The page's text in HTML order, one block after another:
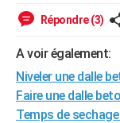
Carte de Noël
Carte Bonne année
Carte Saint-Valentin
Carte Pâques
Carte d'anniversaire
DICTIONNAIRE
Dictionnaire
Biographies
Citations
Expressions
Proverbes
PROGRAMME TV
COPAINS D'AVANT
S'inscrire
Se connecter
Lycées
Collèges
Primaires
Universités
Entreprises
Service militaire
Avis de recherche
Répondre (3)
A voir également:
Niveler une dalle
Faire une dalle
Temps de